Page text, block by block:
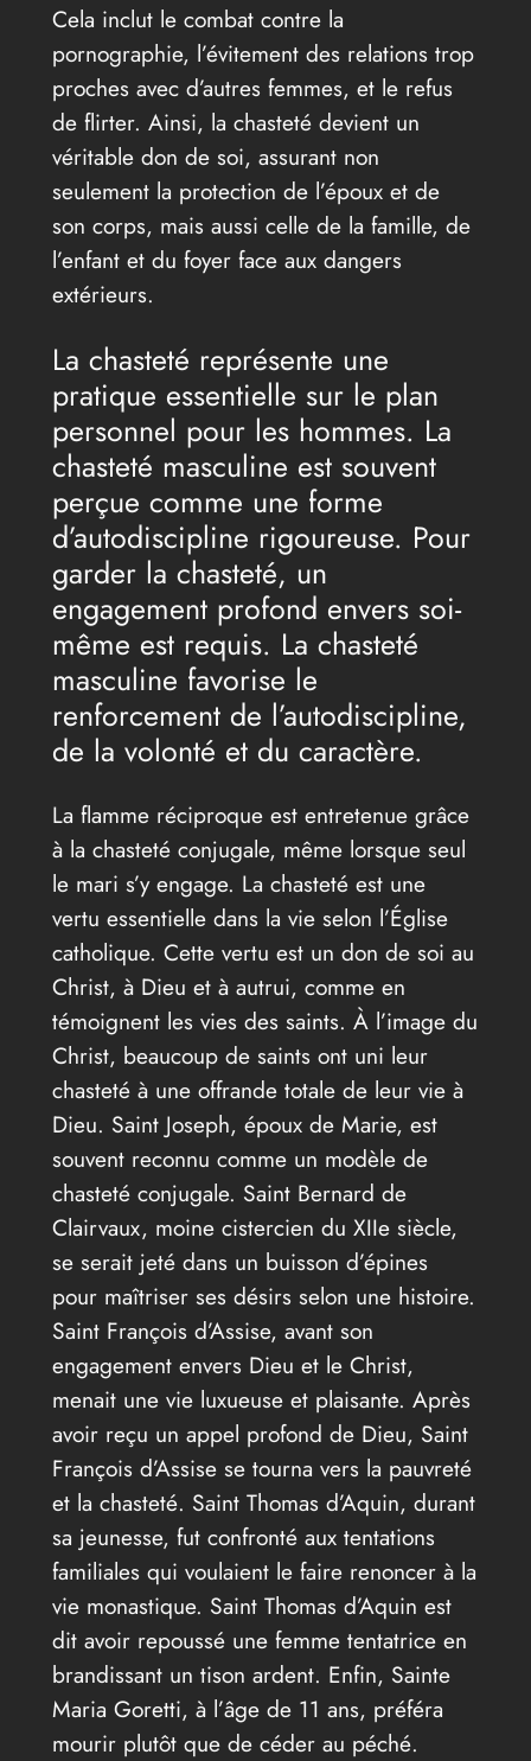
Cela inclut le combat contre la
pornographie, l’évitement des relations trop
proches avec d’autres femmes, et le refus
de flirter. Ainsi, la chasteté devient un
véritable don de soi, assurant non
seulement la protection de l’époux et de
son corps, mais aussi celle de la famille, de
l’enfant et du foyer face aux dangers
extérieurs.
La chasteté représente une
pratique essentielle sur le plan
personnel pour les hommes. La
chasteté masculine est souvent
perçue comme une forme
d’autodiscipline rigoureuse. Pour
garder la chasteté, un
engagement profond envers soi-
même est requis. La chasteté
masculine favorise le
renforcement de l’autodiscipline,
de la volonté et du caractère.
La flamme réciproque est entretenue grâce
à la chasteté conjugale, même lorsque seul
le mari s’y engage. La chasteté est une
vertu essentielle dans la vie selon l’Église
catholique. Cette vertu est un don de soi au
Christ, à Dieu et à autrui, comme en
témoignent les vies des saints. À l’image du
Christ, beaucoup de saints ont uni leur
chasteté à une offrande totale de leur vie à
Dieu. Saint Joseph, époux de Marie, est
souvent reconnu comme un modèle de
chasteté conjugale. Saint Bernard de
Clairvaux, moine cistercien du XIIe siècle,
se serait jeté dans un buisson d’épines
pour maîtriser ses désirs selon une histoire.
Saint François d’Assise, avant son
engagement envers Dieu et le Christ,
menait une vie luxueuse et plaisante. Après
avoir reçu un appel profond de Dieu, Saint
François d’Assise se tourna vers la pauvreté
et la chasteté. Saint Thomas d’Aquin, durant
sa jeunesse, fut confronté aux tentations
familiales qui voulaient le faire renoncer à la
vie monastique. Saint Thomas d’Aquin est
dit avoir repoussé une femme tentatrice en
brandissant un tison ardent. Enfin, Sainte
Maria Goretti, à l’âge de 11 ans, préféra
mourir plutôt que de céder au péché.